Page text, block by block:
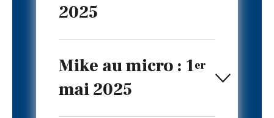
2025
Mike au micro : 1er
mai 2025